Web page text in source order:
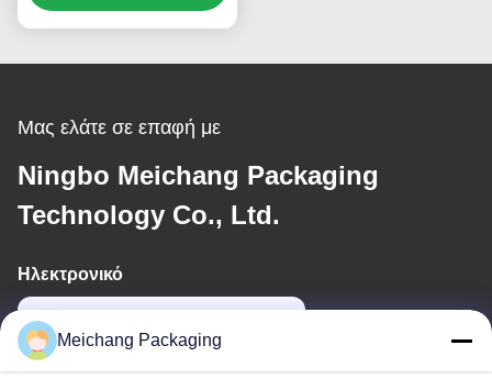
διανομή, για αεροστεγή
συσκευασία κρέμας
Μας ελάτε σε επαφή με
Ningbo Meichang Packaging
Technology Co., Ltd.
Ηλεκτρονικό
Meichang Packaging